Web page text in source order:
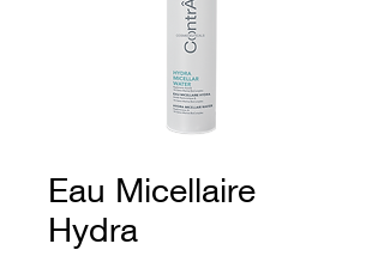
Eau Micellaire
Hydra